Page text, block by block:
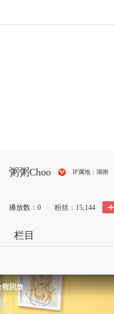
粥粥Choo
狐
频
自
IP属地：湖南
播放数： 0 粉丝： 15,144
栏目
程回放